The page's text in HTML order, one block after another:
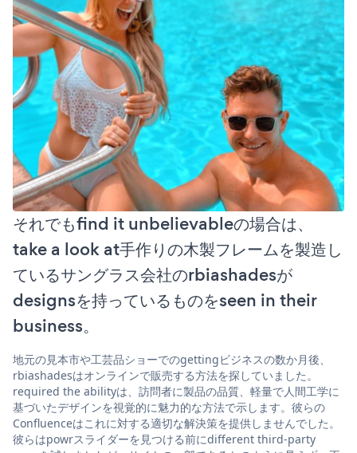
それでもfind it unbelievableの場合は、
take a look at手作りの木製フレームを製造し
ているサングラス会社のrbiashadesが
designsを持っているものをseen in their
business。
地元の見本市や工芸品ショーでのgettingビジネスの数か月後、
rbiashadesはオンラインで販売する方法を探していました。
required the abilityは、訪問者に製品の品質、軽量で人間工学に
基づいたデザインを視覚的に魅力的な方法で示します。彼らの
Confluenceはこれに対する適切な解決策を提供しませんでした。
彼らはpowrスライダーを見つける前にdifferent third-party